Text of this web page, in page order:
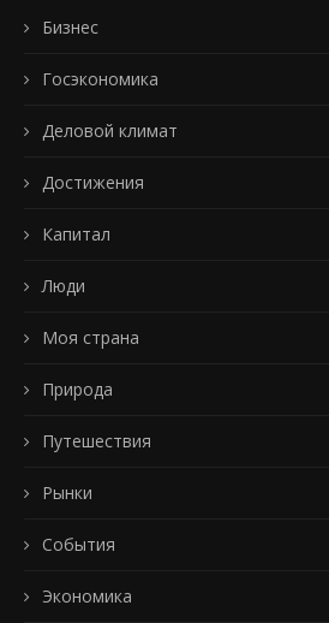
Бизнес
Госэкономика
Деловой климат
Достижения
Капитал
Люди
Моя страна
Природа
Путешествия
Рынки
События
Экономика